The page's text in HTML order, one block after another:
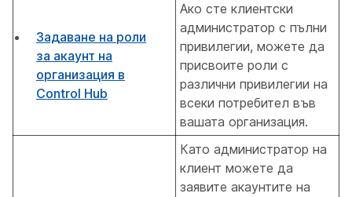
Задаване на роли
за акаунт на
организация в
Control Hub
Ако сте клиентски
администратор с пълни
привилегии, можете да
присвоите роли с
различни привилегии на
всеки потребител във
вашата организация.
Като администратор на
клиент можете да
заявите акаунтите на